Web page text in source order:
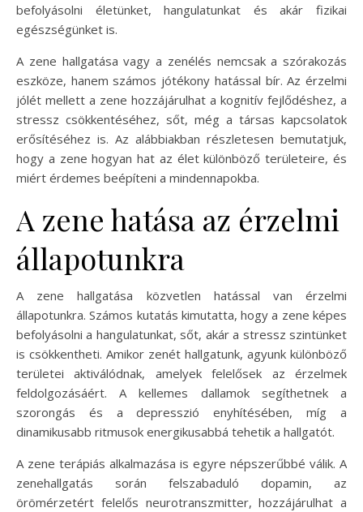
befolyásolni életünket, hangulatunkat és akár fizikai
egészségünket is.
A zene hallgatása vagy a zenélés nemcsak a szórakozás
eszköze, hanem számos jótékony hatással bír. Az érzelmi
jólét mellett a zene hozzájárulhat a kognitív fejlődéshez, a
stressz csökkentéséhez, sőt, még a társas kapcsolatok
erősítéséhez is. Az alábbiakban részletesen bemutatjuk,
hogy a zene hogyan hat az élet különböző területeire, és
miért érdemes beépíteni a mindennapokba.
A zene hatása az érzelmi
állapotunkra
A zene hallgatása közvetlen hatással van érzelmi
állapotunkra. Számos kutatás kimutatta, hogy a zene képes
befolyásolni a hangulatunkat, sőt, akár a stressz szintünket
is csökkentheti. Amikor zenét hallgatunk, agyunk különböző
területei aktiválódnak, amelyek felelősek az érzelmek
feldolgozásáért. A kellemes dallamok segíthetnek a
szorongás és a depresszió enyhítésében, míg a
dinamikusabb ritmusok energikusabbá tehetik a hallgatót.
A zene terápiás alkalmazása is egyre népszerűbbé válik. A
zenehallgatás során felszabaduló dopamin, az
örömérzetért felelős neurotranszmitter, hozzájárulhat a